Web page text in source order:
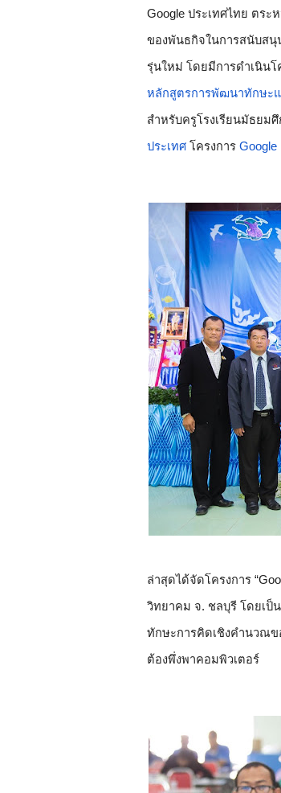
Google ประเทศไทย ตร
ของพันธกิจในการสนับสนุ
รุ่นใหม่ โดยมีการดำเนิน
หลักสูตรการพัฒนาทักษะ
สำหรับครูโรงเรียนมัธยม
ประเทศ โครงการ Google
ล่าสุดได้จัดโครงการ
วิทยาคม จ. ชลบุรี โดยเป็
ทักษะการคิดเชิงคำนวณข
ต้องพึ่งพาคอมพิวเตอร์